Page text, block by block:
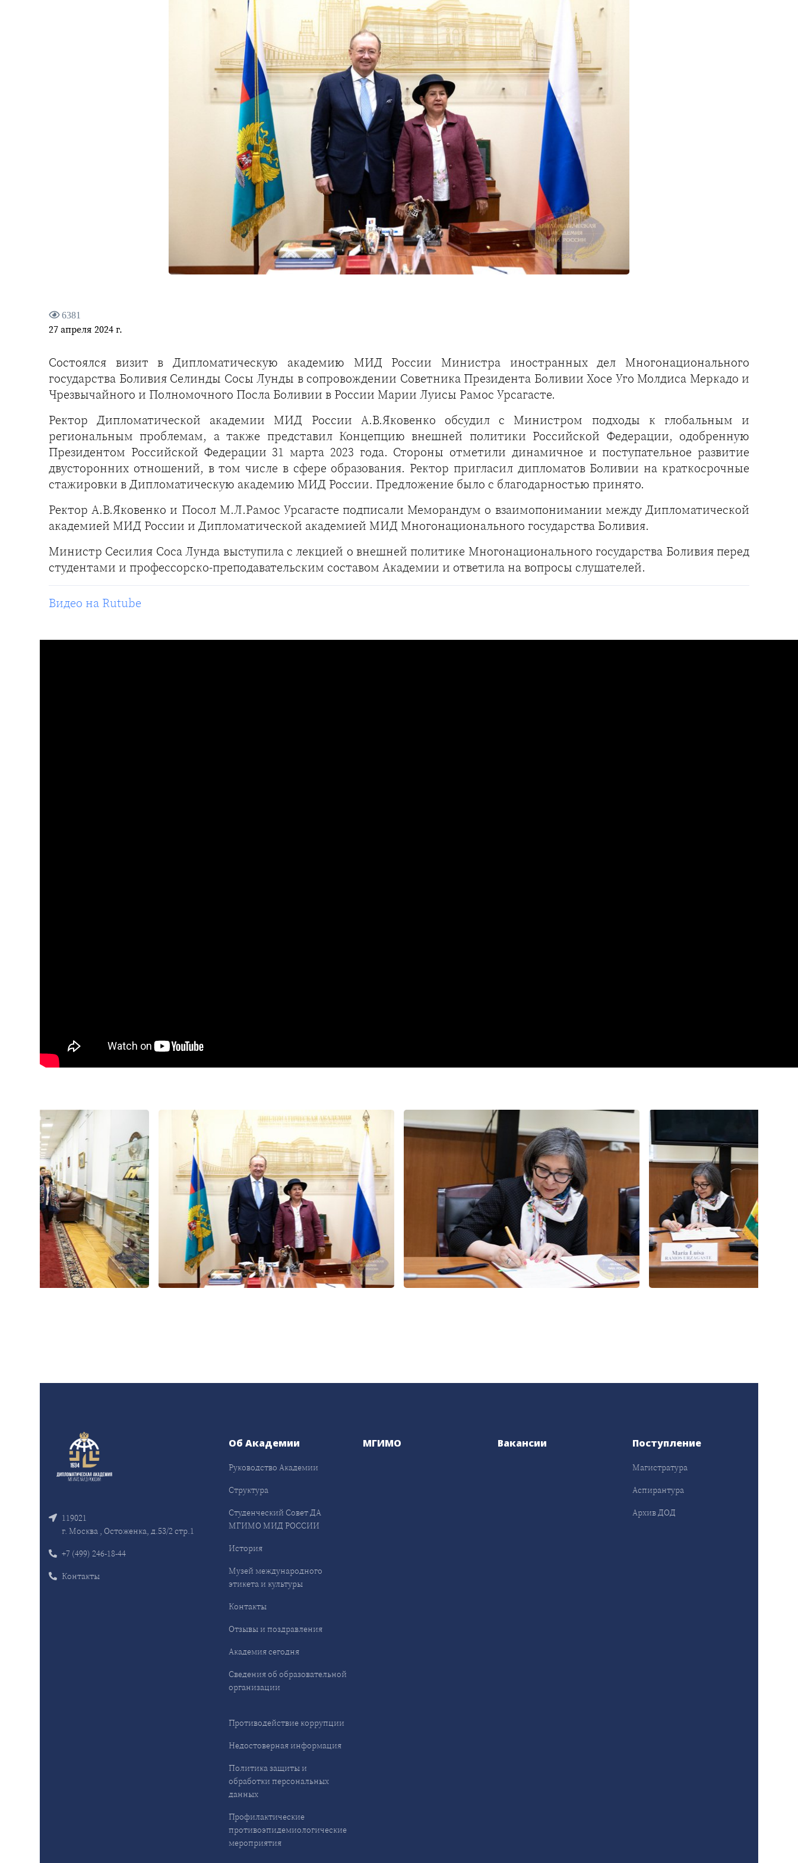
6381
27 апреля 2024 г.
Cостоялся визит в Дипломатическую академию МИД России Министра иностранных дел Многонационального
государства Боливия Селинды Сосы Лунды в сопровождении Советника Президента Боливии Хосе Уго Молдиса Меркадо и
Чрезвычайного и Полномочного Посла Боливии в России Марии Луисы Рамос Урсагасте.
Ректор Дипломатической академии МИД России А.В.Яковенко обсудил с Министром подходы к глобальным и
региональным проблемам, а также представил Концепцию внешней политики Российской Федерации, одобренную
Президентом Российской Федерации 31 марта 2023 года. Стороны отметили динамичное и поступательное развитие
двусторонних отношений, в том числе в сфере образования. Ректор пригласил дипломатов Боливии на краткосрочные
стажировки в Дипломатическую академию МИД России. Предложение было с благодарностью принято.
Ректор А.В.Яковенко и Посол М.Л.Рамос Урсагасте подписали Меморандум о взаимопонимании между Дипломатической
академией МИД России и Дипломатической академией МИД Многонационального государства Боливия.
Министр Сесилия Соса Лунда выступила с лекцией о внешней политике Многонационального государства Боливия перед
студентами и профессорско-преподавательским составом Академии и ответила на вопросы слушателей.
Видео на Rutube
119021
г. Москва , Остоженка, д.53/2 стр.1
+7 (499) 246-18-44
Контакты
Об Академии
Руководство Академии
Структура
Студенческий Совет ДА
МГИМО МИД РОССИИ
История
Музей международного
этикета и культуры
Контакты
Отзывы и поздравления
Академия сегодня
Сведения об образовательной
организации
Противодействие коррупции
Недостоверная информация
Политика защиты и
обработки персональных
данных
Профилактические
противоэпидемиологические
мероприятия
МГИМО Вакансии Поступление
Магистратура
Аспирантура
Архив ДОД